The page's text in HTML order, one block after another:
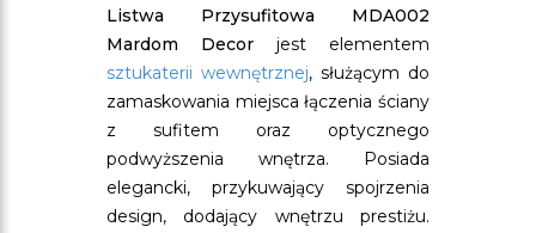
Listwa Przysufitowa MDA002
Mardom Decor jest elementem
sztukaterii wewnętrznej, służącym do
zamaskowania miejsca łączenia ściany
z sufitem oraz optycznego
podwyższenia wnętrza. Posiada
elegancki, przykuwający spojrzenia
design, dodający wnętrzu prestiżu.